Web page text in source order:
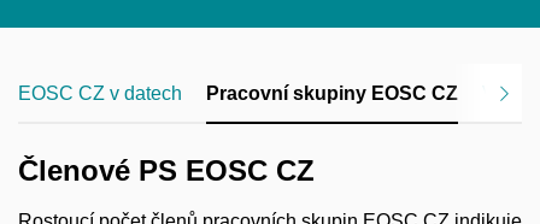
EOSC CZ v datech Pracovní skupiny EOSC CZ
Členové PS EOSC CZ